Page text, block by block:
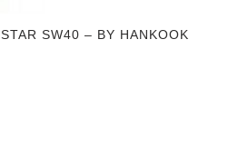
SW40 – BY HANKOOK